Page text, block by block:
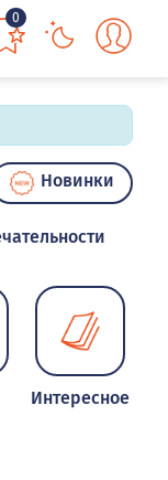
0
Новинки
Интересное